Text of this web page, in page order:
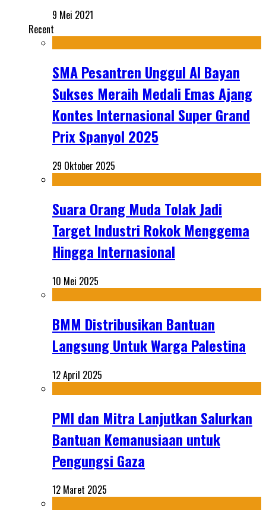
9 Mei 2021
Recent
SMA Pesantren Unggul Al Bayan
Sukses Meraih Medali Emas Ajang
Kontes Internasional Super Grand
Prix Spanyol 2025
29 Oktober 2025
Suara Orang Muda Tolak Jadi
Target Industri Rokok Menggema
Hingga Internasional
10 Mei 2025
BMM Distribusikan Bantuan
Langsung Untuk Warga Palestina
12 April 2025
PMI dan Mitra Lanjutkan Salurkan
Bantuan Kemanusiaan untuk
Pengungsi Gaza
12 Maret 2025